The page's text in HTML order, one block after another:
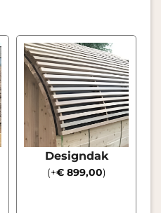
Designdak
(+€899,00)